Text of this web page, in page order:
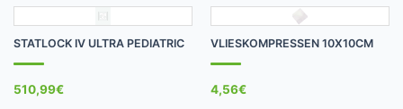
STATLOCK IV ULTRA PEDIATRIC
510,99€
VLIESKOMPRESSEN 10X10CM
4,56€